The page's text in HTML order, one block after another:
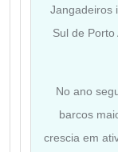
Jangadeiros
Sul de
No ano
barcos
crescia em